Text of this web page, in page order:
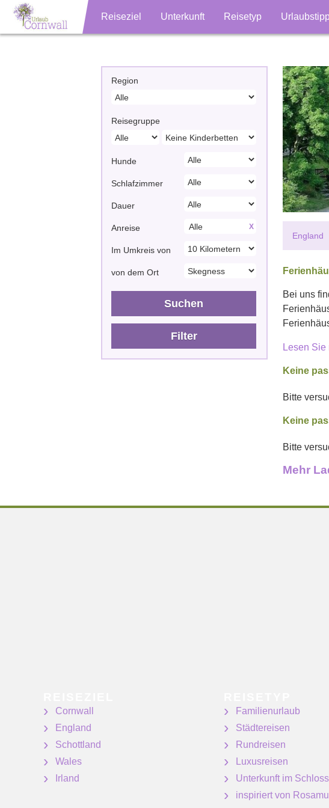
Reiseziel Unterkunft Reisetyp
Region
Reisegruppe
Hunde
Schlafzimmer
Dauer
Anreise X
Im Umkreis von
von dem Ort
Suchen
Filter
England
Bei uns
Lesen Sie
Keine
Bitte
Keine
Bitte
Mehr
Cornwall
England
Schottland
Wales
Irland
Familienurlaub
Städtereisen
Rundreisen
Luxusreisen
Unterkunft im Schloss
inspiriert von